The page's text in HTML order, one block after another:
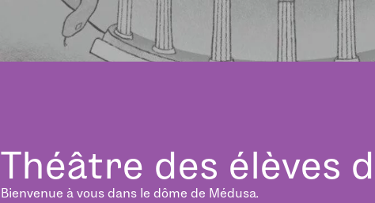
Théâtre des élèves
Bienvenue à vous dans le dôme de Médusa.